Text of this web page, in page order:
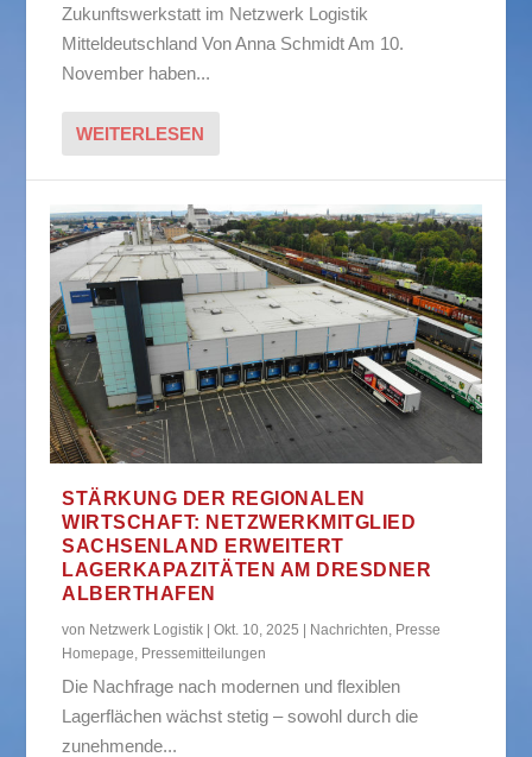
Zukunftswerkstatt im Netzwerk Logistik
Mitteldeutschland Von Anna Schmidt Am 10.
November haben...
WEITERLESEN
STÄRKUNG DER REGIONALEN
WIRTSCHAFT: NETZWERKMITGLIED
SACHSENLAND ERWEITERT
LAGERKAPAZITÄTEN AM DRESDNER
ALBERTHAFEN
von Netzwerk Logistik |Okt. 10, 2025 | Nachrichten Presse
Homepage Pressemitteilungen
Die Nachfrage nach modernen und flexiblen
Lagerflächen wächst stetig – sowohl durch die
zunehmende...